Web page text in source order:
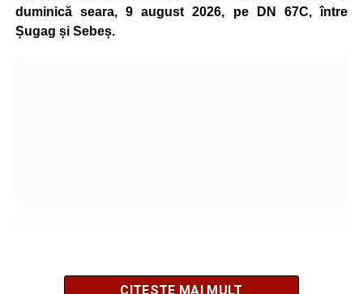
Minoră din Sebeș, urmărită și amenințată de un
bărbat căsătorit. Instanța a emis un ordin de
duminică seara, 9 august 2026, pe DN 67C, între
Șugag și Sebeș.
CITEȘTE MAI MULT